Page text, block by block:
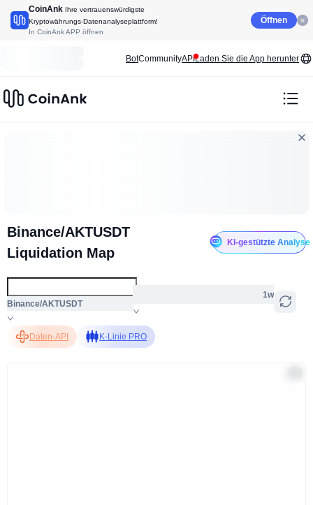
CoinAnk Ihre vertrauenswürdigste
Kryptowährungs-Datenanalyseplattform!
In CoinAnk APP öffnen
Öffnen
BotCommunityAPILaden Sie die App herunter
Binance/AKTUSDT
Liquidation Map
KI-gestützte Analyse
Binance/AKTUSDT
1w
Daten-API K-Linie PRO